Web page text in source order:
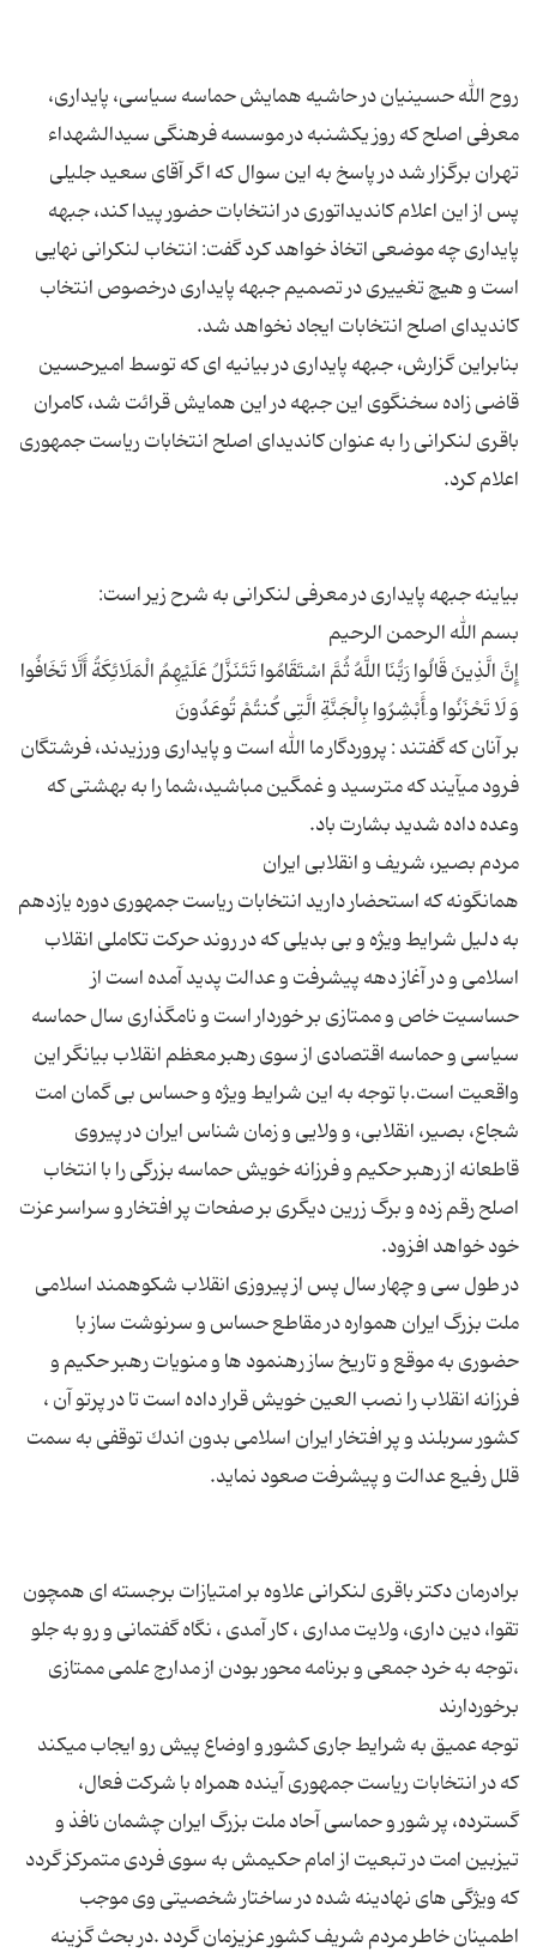
روح الله حسینیان در حاشیه همایش حماسه سیاسی، پایداری،
معرفی اصلح که روز یکشنبه در موسسه فرهنگی سیدالشهداء
تهران برگزار شد در پاسخ به این سوال که اگر آقای سعید جلیلی
پس از این اعلام کاندیداتوری در انتخابات حضور پیدا کند، جبهه
پایداری چه موضعی اتخاذ خواهد کرد گفت: انتخاب لنکرانی نهایی
است و هیچ تغییری در تصمیم جبهه پایداری درخصوص انتخاب
بنابراین گزارش، جبهه پایداری در بیانیه ای که توسط امیرحسین
قاضی زاده سخنگوی این جبهه در این همایش قرائت شد، کامران
باقری لنکرانی را به عنوان کاندیدای اصلح انتخابات ریاست جمهوری
إِنَّ الَّذِینَ قَالُوا رَبُّنَا اللَّهُ ثُمَّ اسْتَقَامُوا تَتَنَزَّلُ عَلَیْهِمُ الْمَلَائِكَةُ أَلَّا تَخَافُوا
بر آنان كه گفتند : پروردگار ما الله است و پایداری ورزیدند، فرشتگان
فرود می‏آیند كه مترسید و غمگین مباشید،شما را به بهشتی كه
همانگونه كه استحضار دارید انتخابات ریاست جمهوری دوره یازدهم
به دلیل شرایط ویژه و بی بدیلی كه در روند حركت تكاملی انقلاب
اسلامی و در آغاز دهه پیشرفت و عدالت پدید آمده است از
حساسیت خاص و ممتازی بر خوردار است و نامگذاری سال حماسه
سیاسی و حماسه اقتصادی از سوی رهبر معظم انقلاب بیانگر این
واقعیت است.با توجه به این شرایط ویژه و حساس بی گمان امت
شجاع، بصیر، انقلابی، و ولایی و زمان شناس ایران در پیروی
قاطعانه از رهبر حكیم و فرزانه خویش حماسه بزرگی را با انتخاب
اصلح رقم زده و برگ زرین دیگری بر صفحات پر افتخار و سراسر عزت
در طول سی و چهار سال پس از پیروزی انقلاب شكوهمند اسلامی
ملت بزرگ ایران همواره در مقاطع حساس و سرنوشت ساز با
حضوری به موقع و تاریخ ساز رهنمود ها و منویات رهبر حكیم و
فرزانه انقلاب را نصب العین خویش قرار داده است تا در پرتو آن ،
كشور سربلند و پر افتخار ایران اسلامی بدون اندك توقفی به سمت
برادرمان دكتر باقری لنكرانی علاوه بر امتیازات برجسته ای همچون
تقوا، دین داری، ولایت مداری ، كار آمدی ، نگاه گفتمانی و رو به جلو
،توجه به خرد جمعی و برنامه محور بودن از مدارج علمی ممتازی
توجه عمیق به شرایط جاری كشور و اوضاع پیش رو ایجاب میكند
كه در انتخابات ریاست جمهوری آینده همراه با شركت فعال،
گسترده، پر شور و حماسی آحاد ملت بزرگ ایران چشمان نافذ و
تیزبین امت در تبعیت از امام حكیمش به سوی فردی متمركز گردد
كه ویژگی های نهادینه شده در ساختار شخصیتی وی موجب
اطمینان خاطر مردم شریف كشور عزیزمان گردد .در بحث گزینه